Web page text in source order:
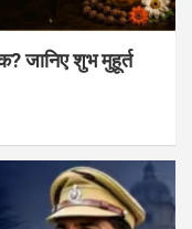
जानिए शुभ मुहूर्त